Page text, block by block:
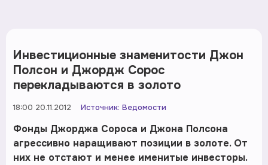
Инвестиционные знаменитости Джон
Полсон и Джордж Сорос
перекладываются в золото
18:00 20.11.2012 Источник: Ведомости
Фонды Джорджа Сороса и Джона Полсона
агрессивно наращивают позиции в золоте. От
них не отстают и менее именитые инвесторы.